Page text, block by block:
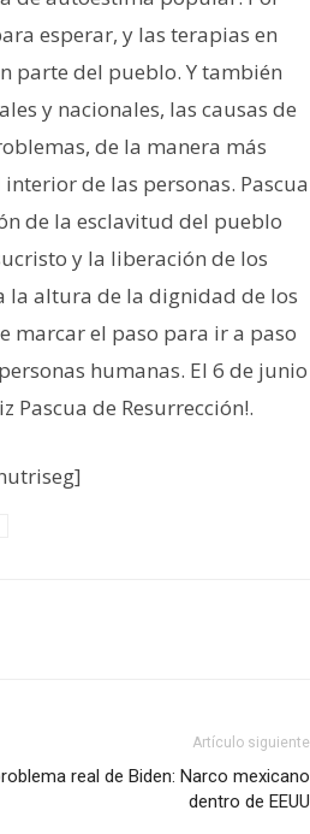
esperar, y las terapias en
parte del pueblo. Y también
y nacionales, las causas de
de la manera más
de las personas. Pascua
de la esclavitud del pueblo
y la liberación de los
la altura de la dignidad de los
marcar el paso para ir a paso
humanas. El 6 de junio
Pascua de Resurrección!.
Artículo siguiente
real de Biden: Narco mexicano
dentro de EEUU